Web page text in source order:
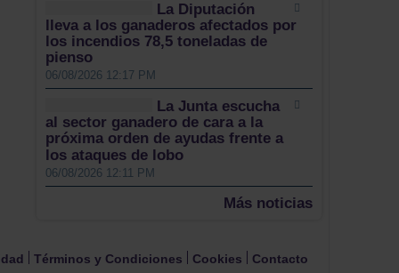
La Diputación
lleva a los ganaderos afectados por
los incendios 78,5 toneladas de
pienso
06/08/2026 12:17 PM
La Junta escucha
al sector ganadero de cara a la
próxima orden de ayudas frente a
los ataques de lobo
06/08/2026 12:11 PM
Más noticias
Términos y Condiciones Cookies Contacto